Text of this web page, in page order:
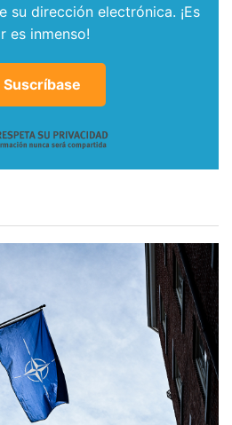
su dirección electrónica. ¡Es
es inmenso!
Suscríbase